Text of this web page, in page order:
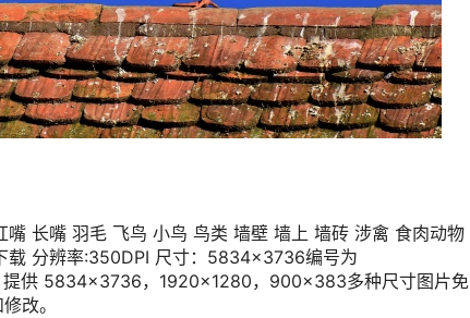
长嘴 羽毛 飞鸟 小鸟 鸟类 墙壁 墙上 墙砖 涉禽 食肉动物
载 分辨率:350DPI 尺寸：5834×3736编号为
提供 5834×3736，1920×1280，900×383多种尺寸图片免
改。